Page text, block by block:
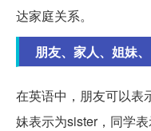
达家庭关系。
朋友、家人、姐妹
在英语中，朋友可以表
妹表示为sister，同学